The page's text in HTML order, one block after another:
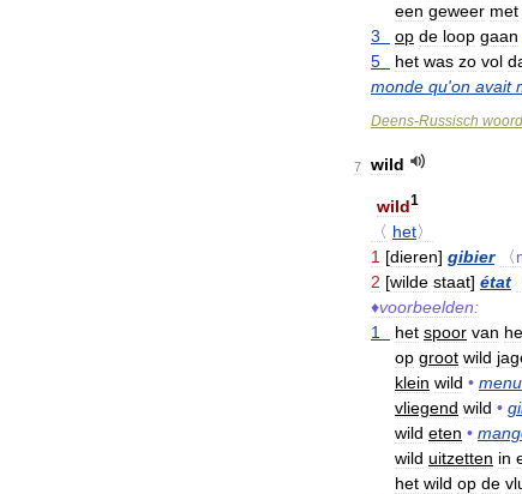
een geweer met
3
op de loop gaan
5
het was zo vol
monde qu'on avait
Deens-Russisch
7 wild
wild1
〈 het〉
1 [dieren] gibier
2 [wilde staat] état
♦voorbeelden:
1
het spoor van
op groot wild
klein wild • menu
vliegend wild •
wild eten •
wild uitzetten in
het wild op de